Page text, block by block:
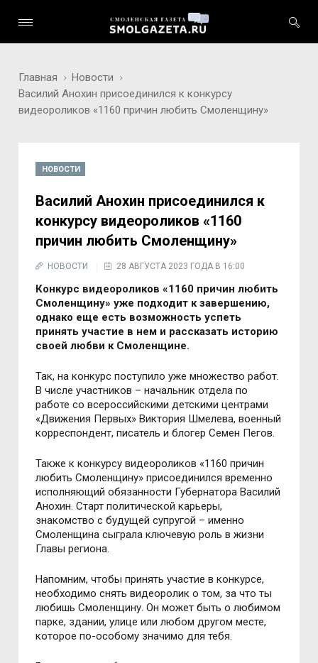
Главная
Новости
Василий Анохин присоединился к конкурсу
видеороликов «1160 причин любить Смоленщину»
НОВОСТИ
Василий Анохин присоединился к
конкурсу видеороликов «1160
причин любить Смоленщину»
НОВОСТИ 28 АВГУСТА 2023 ГОДА В 16:00
Конкурс видеороликов «1160 причин любить
Смоленщину» уже подходит к завершению,
однако еще есть возможность успеть
принять участие в нем и рассказать историю
своей любви к Смоленщине.
Так, на конкурс поступило уже множество работ.
В числе участников – начальник отдела по
работе со всероссийскими детскими центрами
«Движения Первых» Виктория Шмелева, военный
корреспондент, писатель и блогер Семен Пегов.
Также к конкурсу видеороликов «1160 причин
любить Смоленщину» присоединился временно
исполняющий обязанности Губернатора Василий
Анохин. Старт политической карьеры,
знакомство с будущей супругой – именно
Смоленщина сыграла ключевую роль в жизни
Главы региона.
Напомним, чтобы принять участие в конкурсе,
необходимо снять видеоролик о том, за что ты
любишь Смоленщину. Он может быть о любимом
парке, здании, улице или любом другом месте,
которое по-особому значимо для тебя.